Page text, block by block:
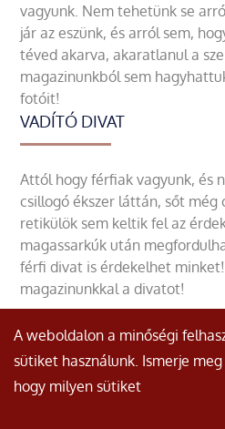
vagyunk. Nem tehetünk se
jár az eszünk, és arról sem,
téved akarva, akaratlanul a
magazinunkból sem
fotóit!
VADÍTÓ DIVAT
Attól hogy férfiak vagyunk, és
csillogó ékszer láttán, sőt még
retikülök sem keltik fel az
magassarkúk után
férfi divat is érdekelhet
magazinunkkal a divatot!
© Minden jog
A weboldalon a minőségi
sütiket használunk. Ismerje
hogy milyen sütiket